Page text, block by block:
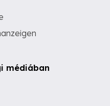
médiában